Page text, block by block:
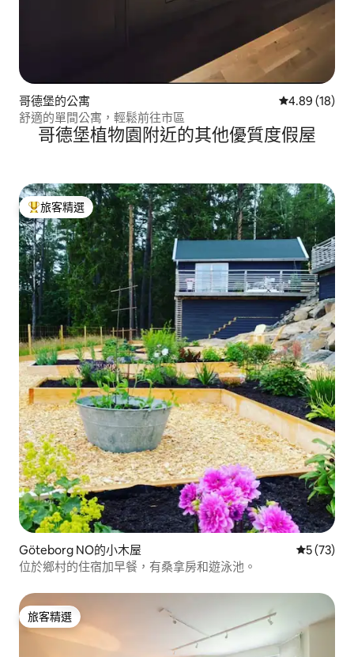
哥德堡的公寓 從 18 則評價
4.89 (18)
舒適的單間公寓，輕鬆前往市區
哥德堡植物園附近的其他優質度假屋
旅客精選榜首
旅客精選
Göteborg NO的小木屋 從 73 則評
5 (73)
位於鄉村的住宿加早餐，有桑拿房和遊泳池。
旅客精選
旅客精選